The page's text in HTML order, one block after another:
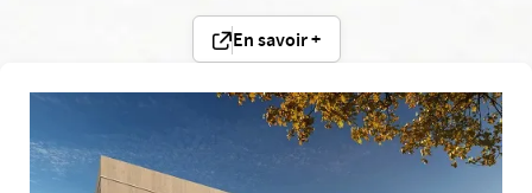
En savoir +